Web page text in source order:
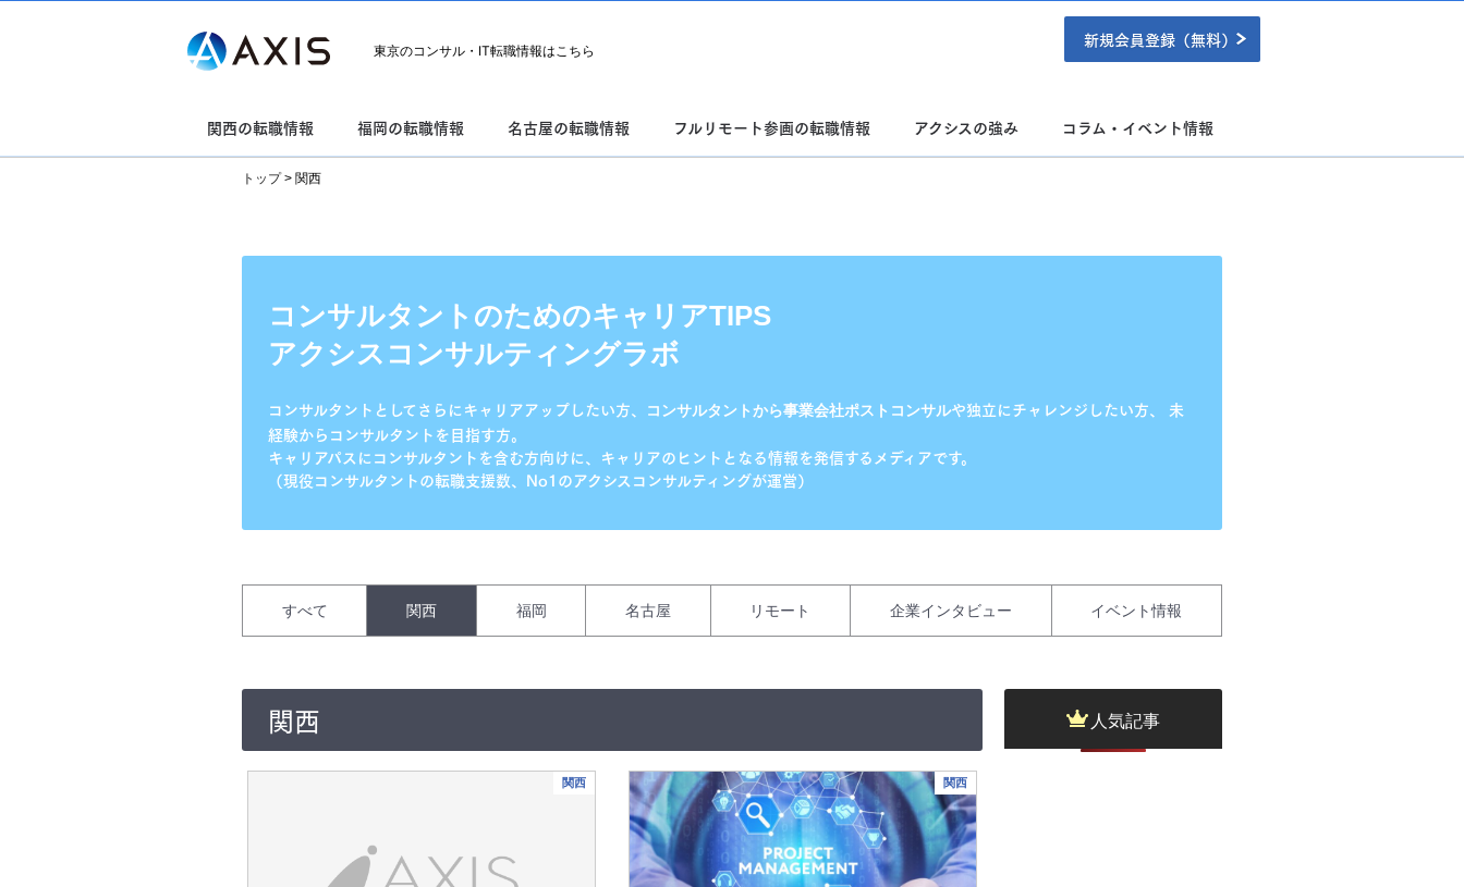
東京のコンサル・IT転職情報はこちら
新規会員登録（無料）
関西の転職情報 福岡の転職情報 名古屋の転職情報 フルリモート参画の転職情報 アクシスの強み コラム・イベント情報
トップ> 関西
コンサルタントのためのキャリアTIPS
アクシスコンサルティングラボ
コンサルタントとしてさらにキャリアアップしたい方、 コンサルタントから事業会社ポストコンサルや独立にチャレンジしたい方、
未
経験からコンサルタントを目指す方。
キャリアパスにコンサルタントを含む方向けに、キャリアのヒントとなる情報を発信するメディアです。
（現役コンサルタントの転職支援数、No1のアクシスコンサルティングが運営）
すべて 関西 福岡 名古屋 リモート 企業インタビュー イベント情報
関西
関西 関西
人気記事